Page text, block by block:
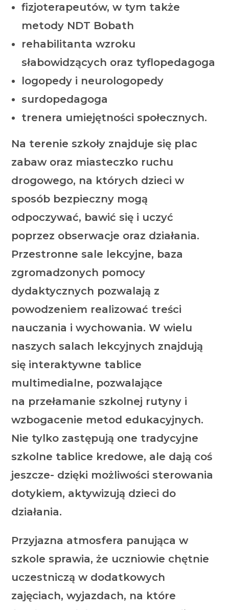
fizjoterapeutów, w tym także
metody NDT Bobath
rehabilitanta wzroku
słabowidzących oraz tyflopedagoga
logopedy i neurologopedy
surdopedagoga
trenera umiejętności społecznych.
Na terenie szkoły znajduje się plac
zabaw oraz miasteczko ruchu
drogowego, na których dzieci w
sposób bezpieczny mogą
odpoczywać, bawić się i uczyć
poprzez obserwacje oraz działania.
Przestronne sale lekcyjne, baza
zgromadzonych pomocy
dydaktycznych pozwalają z
powodzeniem realizować treści
nauczania i wychowania. W wielu
naszych salach lekcyjnych znajdują
się interaktywne tablice
multimedialne, pozwalające
na przełamanie szkolnej rutyny i
wzbogacenie metod edukacyjnych.
Nie tylko zastępują one tradycyjne
szkolne tablice kredowe, ale dają coś
jeszcze- dzięki możliwości sterowania
dotykiem, aktywizują dzieci do
działania.
Przyjazna atmosfera panująca w
szkole sprawia, że uczniowie chętnie
uczestniczą w dodatkowych
zajęciach, wyjazdach, na które